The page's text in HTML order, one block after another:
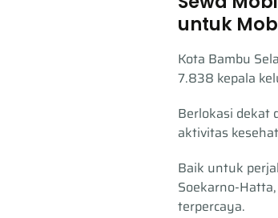
untuk
Kota Bambu
7.838 kepala
Berlokasi dekat
aktivitas
Baik untuk
Soekarno-
terpercaya.